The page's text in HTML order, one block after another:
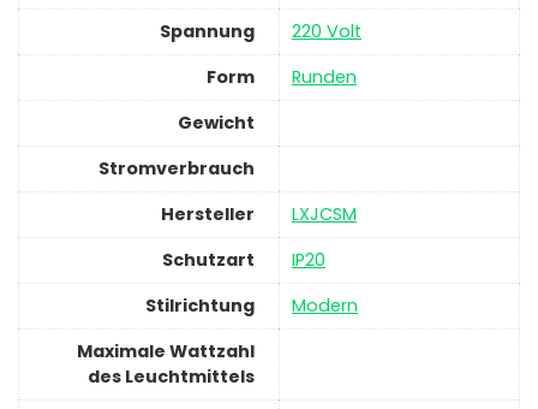
Spannung
‎220 Volt
Form
‎Runden
Gewicht
Stromverbrauch
Hersteller
‎LXJCSM
Schutzart
‎IP20
Stilrichtung
‎Modern
Maximale Wattzahl
des Leuchtmittels